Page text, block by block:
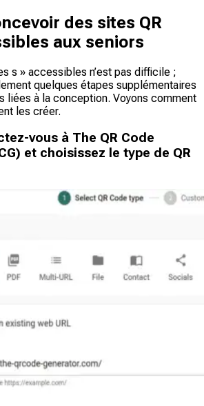
des sites QR
aux seniors
s » accessibles n’est pas difficile ;
quelques étapes supplémentaires
liées à la conception. Voyons comment
les créer.
vous à The QR Code
et choisissez le type de QR